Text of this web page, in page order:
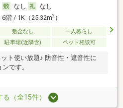
なし
なし
6階 / 1K（25.32m2）
敷金なし
一人暮らし
駐車場(近隣含) ペット相談可
ト使い放題♪ 防音性・遮音性に
です。
（全15件）